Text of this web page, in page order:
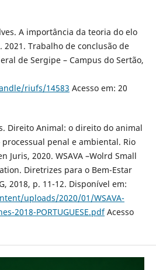
A importância da teoria do elo
Trabalho de conclusão de
de Sergipe – Campus do Sertão,
riufs/14583 Acesso em: 20
Direito Animal: o direito do animal
penal e ambiental. Rio
Juris, 2020. WSAVA –Wolrd Small
Diretrizes para o Bem-Estar
2018, p. 11-12. Disponível em:
uploads/2020/01/WSAVA-
2018-PORTUGUESE.pdfAcesso